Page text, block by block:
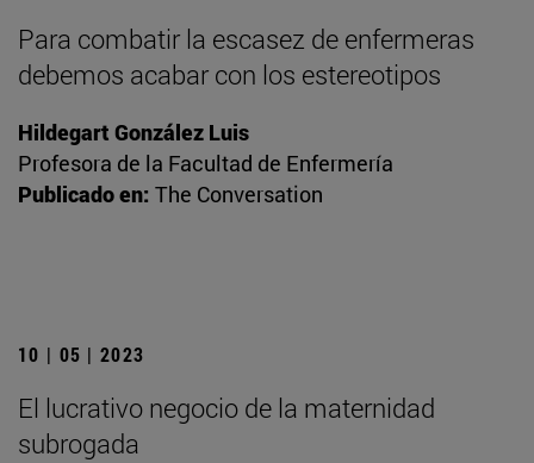
Para combatir la escasez de enfermeras
debemos acabar con los estereotipos
Hildegart González Luis
Profesora de la Facultad de Enfermería
Publicado en: The Conversation
10 | 05 | 2023
El lucrativo negocio de la maternidad
subrogada